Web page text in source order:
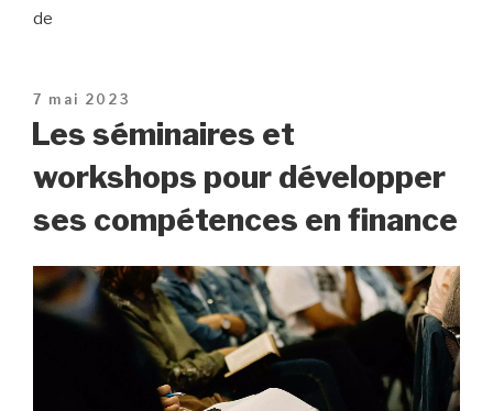
de
Publié
le
7 mai 2023
Les séminaires et
workshops pour développer
ses compétences en finance